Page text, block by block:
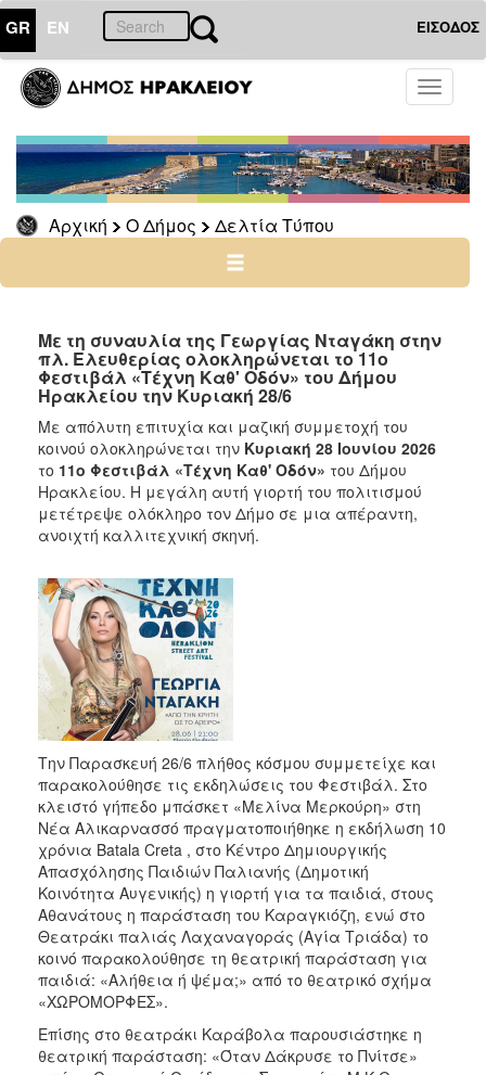
GR EN ΕΙΣΟΔΟΣ
Toggle
Αρχική Ο Δήμος Δελτία Τύπου
ΔΗΜΟΣ
Δελτία
Τύπου
Αρχείο
ΠΟΛΙΤΙΣΜΟΣ
ΑΝΘΕΚΤΙΚΗ
ΠΟΛΗ
Με τη συναυλία της Γεωργίας Νταγάκη στην
πλ. Ελευθερίας ολοκληρώνεται το 11ο
Φεστιβάλ «Τέχνη Καθ' Οδόν» του Δήμου
Ηρακλείου την Κυριακή 28/6
Με απόλυτη επιτυχία και μαζική συμμετοχή του
κοινού ολοκληρώνεται την Κυριακή 28 Ιουνίου 2026
το 11ο Φεστιβάλ «Τέχνη Καθ' Οδόν» του Δήμου
Ηρακλείου. Η μεγάλη αυτή γιορτή του πολιτισμού
μετέτρεψε ολόκληρο τον Δήμο σε μια απέραντη,
ανοιχτή καλλιτεχνική σκηνή.
Την Παρασκευή 26/6 πλήθος κόσμου συμμετείχε και
παρακολούθησε τις εκδηλώσεις του Φεστιβάλ. Στο
κλειστό γήπεδο μπάσκετ «Μελίνα Μερκούρη» στη
Νέα Αλικαρνασσό πραγματοποιήθηκε η εκδήλωση 10
χρόνια Batala Creta , στο Κέντρο Δημιουργικής
Απασχόλησης Παιδιών Παλιανής (Δημοτική
Κοινότητα Αυγενικής) η γιορτή για τα παιδιά, στους
Αθανάτους η παράσταση του Καραγκιόζη, ενώ στο
Θεατράκι παλιάς Λαχαναγοράς (Αγία Τριάδα) το
κοινό παρακολούθησε τη θεατρική παράσταση για
παιδιά: «Αλήθεια ή ψέμα;» από το θεατρικό σχήμα
«ΧΩΡΟΜΟΡΦΕΣ».
Επίσης στο θεατράκι Καράβολα παρουσιάστηκε η
θεατρική παράσταση: «Όταν Δάκρυσε το Πνίτσε»